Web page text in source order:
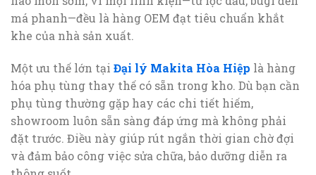
má phanh—đều là hàng OEM đạt tiêu chuẩn khắt
khe của nhà sản xuất.
Một ưu thế lớn tại Đại lý Makita Hòa Hiệp là hàng
hóa phụ tùng thay thế có sẵn trong kho. Dù bạn cần
phụ tùng thường gặp hay các chi tiết hiếm,
showroom luôn sẵn sàng đáp ứng mà không phải
đặt trước. Điều này giúp rút ngắn thời gian chờ đợi
và đảm bảo công việc sửa chữa, bảo dưỡng diễn ra